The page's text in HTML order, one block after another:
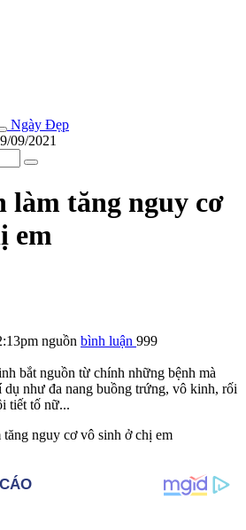
Ngày Đẹp
09/2021
làm tăng nguy cơ
em
nguồn bình luận 999
bắt nguồn từ chính những bệnh mà
như đa nang buồng trứng, vô kinh, rối
tiết tố nữ...